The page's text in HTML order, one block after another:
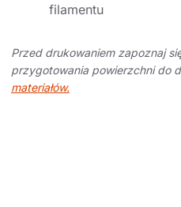
filamentu
Przed drukowaniem zapoznaj
przygotowania powierzchni do
materiałów.